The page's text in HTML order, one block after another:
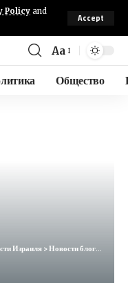
Policy and
Accept
Aa
Общество
Израиля>Новости блогосферы